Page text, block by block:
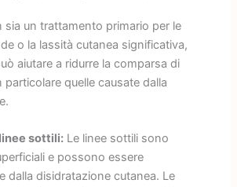
sia un trattamento primario per le
o la lassità cutanea significativa,
aiutare a ridurre la comparsa di
particolare quelle causate dalla
sottili:Le linee sottili sono
e possono essere
dalla disidratazione cutanea. Le